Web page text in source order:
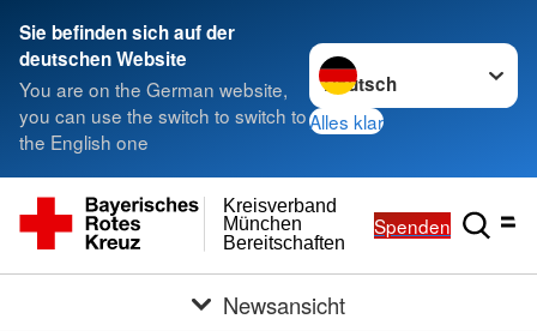
Sie befinden sich auf der
deutschen Website
You are on the German website,
you can use the switch to switch to
the English one
Sprache wechseln zu
Alles klar
Bereitschaften
München
Kreisverband
Spenden
Newsansicht